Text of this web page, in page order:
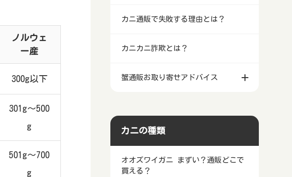
ノルウェ
ー産
300g以下
301g～500
g
501g～700
g
カニ通販で失敗する理由とは？
カニカニ詐欺とは？
蟹通販お取り寄せアドバイス
カニの種類
オオズワイガニ まずい？通販どこで
買える？